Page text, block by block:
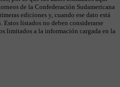
de la Confederación Sudamericana
ediciones y, cuando ese dato está
Estos listados no deben considerarse
limitados a la información cargada en la